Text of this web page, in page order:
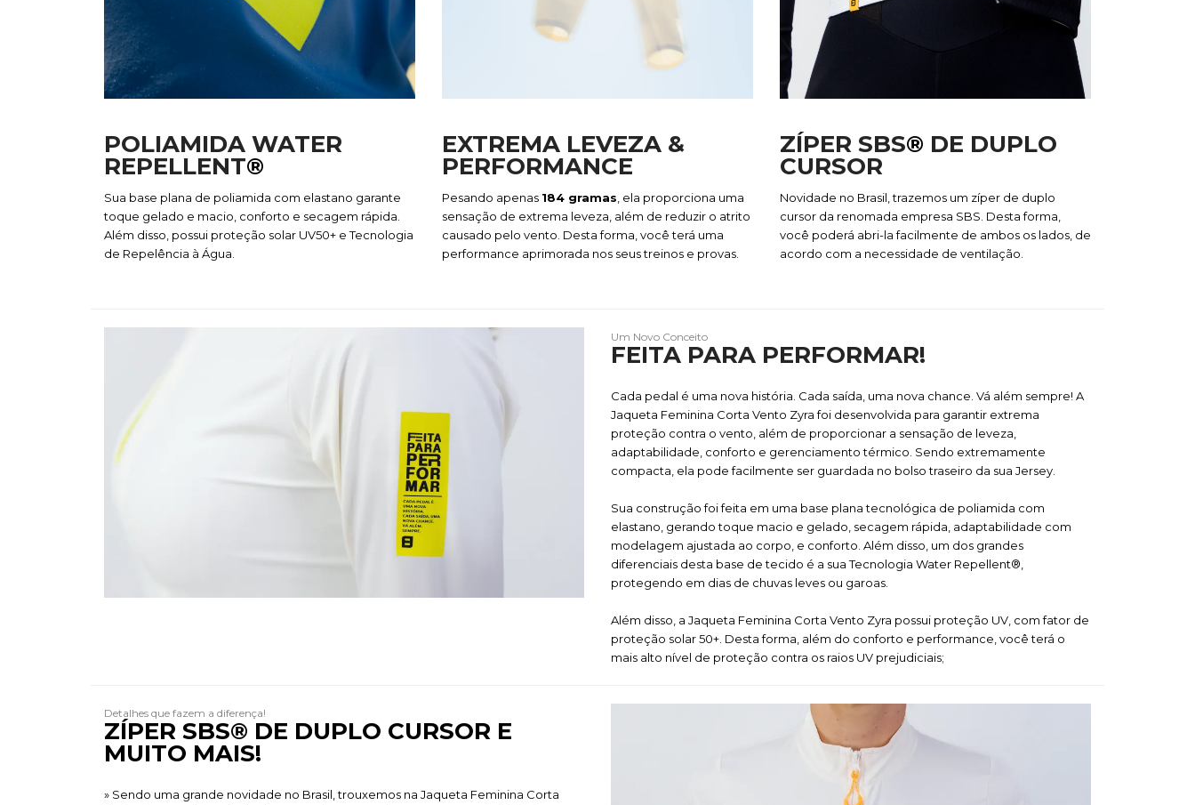
POLIAMIDA WATER
REPELLENT®
Sua base plana de poliamida com elastano garante
toque gelado e macio, conforto e secagem rápida.
Além disso, possui proteção solar UV50+ e Tecnologia
de Repelência à Água.
EXTREMA LEVEZA &
PERFORMANCE
Pesando apenas 184 gramas, ela proporciona uma
sensação de extrema leveza, além de reduzir o atrito
causado pelo vento. Desta forma, você terá uma
performance aprimorada nos seus treinos e provas.
ZÍPER SBS® DE DUPLO
CURSOR
Novidade no Brasil, trazemos um zíper de duplo
cursor da renomada empresa SBS. Desta forma,
você poderá abri-la facilmente de ambos os lados, de
acordo com a necessidade de ventilação.
Um Novo Conceito
FEITA PARA PERFORMAR!
Cada pedal é uma nova história. Cada saída, uma nova chance. Vá além sempre! A
Jaqueta Feminina Corta Vento Zyra foi desenvolvida para garantir extrema
proteção contra o vento, além de proporcionar a sensação de leveza,
adaptabilidade, conforto e gerenciamento térmico. Sendo extremamente
compacta, ela pode facilmente ser guardada no bolso traseiro da sua Jersey.
Sua construção foi feita em uma base plana tecnológica de poliamida com
elastano, gerando toque macio e gelado, secagem rápida, adaptabilidade com
modelagem ajustada ao corpo, e conforto. Além disso, um dos grandes
diferenciais desta base de tecido é a sua Tecnologia Water Repellent®,
protegendo em dias de chuvas leves ou garoas.
Além disso, a Jaqueta Feminina Corta Vento Zyra possui proteção UV, com fator de
proteção solar 50+. Desta forma, além do conforto e performance, você terá o
mais alto nível de proteção contra os raios UV prejudiciais;
Detalhes que fazem a diferença!
ZÍPER SBS®​ DE DUPLO CURSOR E
MUITO MAIS!
» Sendo uma grande novidade no Brasil, trouxemos na Jaqueta Feminina Corta